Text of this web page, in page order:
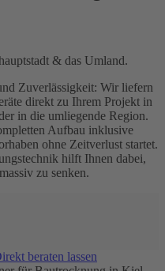
& das Umland.
Zuverlässigkeit: Wir liefern
direkt zu Ihrem Projekt in
in die umliegende Region.
Aufbau inklusive
ohne Zeitverlust startet.
hilft Ihnen dabei,
zu senken.
beraten lassen